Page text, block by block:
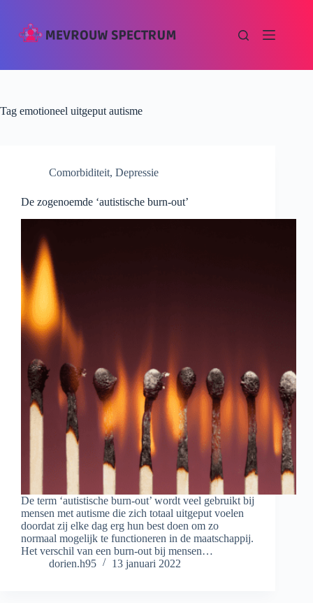
Tag emotioneel uitgeput autisme
Comorbiditeit, Depressie
De zogenoemde ‘autistische burn-out’
De term ‘autistische burn-out’ wordt veel gebruikt bij
mensen met autisme die zich totaal uitgeput voelen
doordat zij elke dag erg hun best doen om zo
normaal mogelijk te functioneren in de maatschappij.
Het verschil van een burn-out bij mensen…
dorien.h95
13 januari 2022